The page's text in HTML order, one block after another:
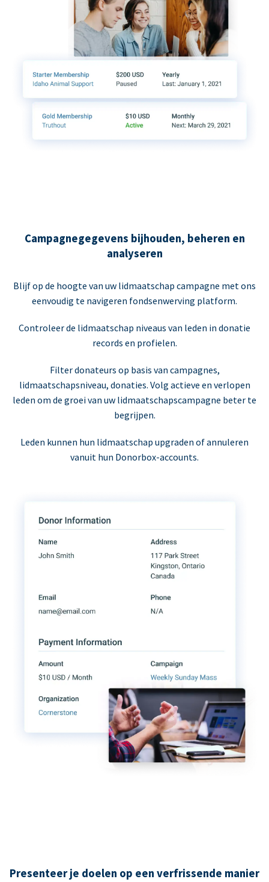
Campagnegegevens bijhouden, beheren en
analyseren
Blijf op de hoogte van uw lidmaatschap campagne met ons
eenvoudig te navigeren fondsenwerving platform.
Controleer de lidmaatschap niveaus van leden in donatie
records en profielen.
Filter donateurs op basis van campagnes,
lidmaatschapsniveau, donaties. Volg actieve en verlopen
leden om de groei van uw lidmaatschapscampagne beter te
begrijpen.
Leden kunnen hun lidmaatschap upgraden of annuleren
vanuit hun Donorbox-accounts.
Presenteer je doelen op een verfrissende manier